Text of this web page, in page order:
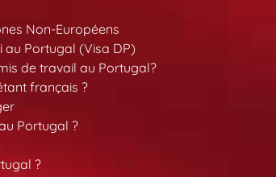
Non-Européens
au Portugal (Visa DP)
de travail au Portugal?
français ?
Portugal ?
?